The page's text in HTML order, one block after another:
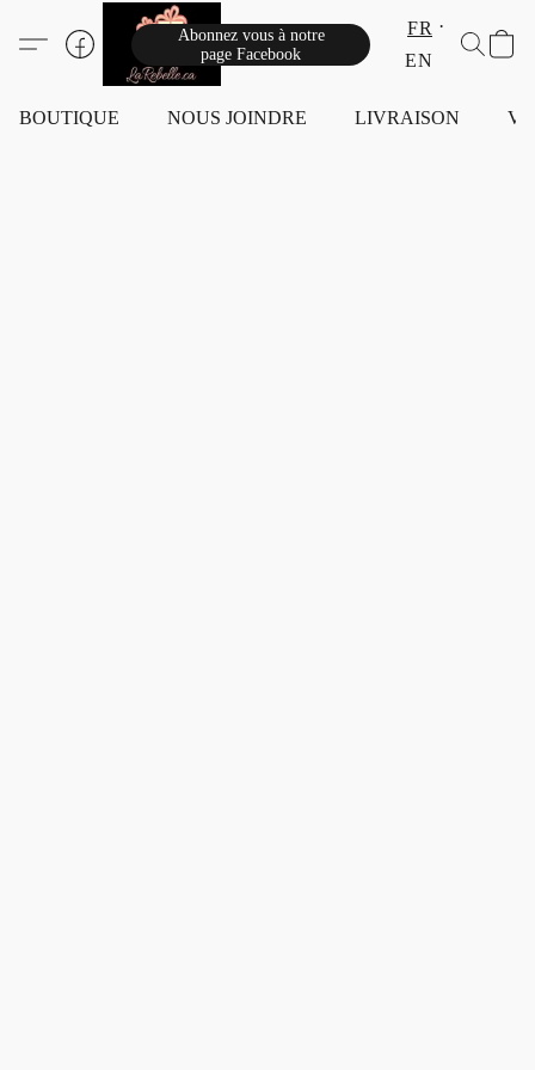
Abonnez vous à notre
page Facebook
FR
EN
BOUTIQUE NOUS JOINDRE LIVRAISON